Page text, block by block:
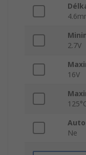
2.7V
16V
Ne